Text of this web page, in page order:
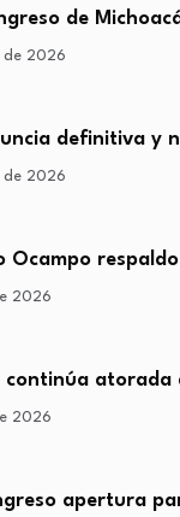
de
2026
definitiva y
2026
Ocampo
2026
continúa atorada
2026
apertura